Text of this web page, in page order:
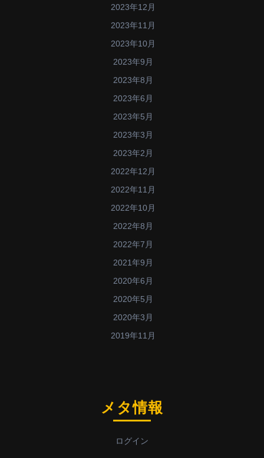
2023年12月
2023年11月
2023年10月
2023年9月
2023年8月
2023年6月
2023年5月
2023年3月
2023年2月
2022年12月
2022年11月
2022年10月
2022年8月
2022年7月
2021年9月
2020年6月
2020年5月
2020年3月
2019年11月
メタ情報
ログイン